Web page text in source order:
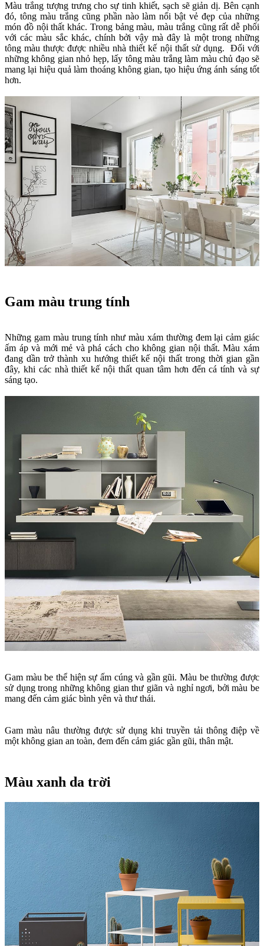
Màu trắng tượng trưng cho sự tinh khiết, sạch sẽ giản dị. Bên cạnh
đó, tông màu trắng cũng phần nào làm nổi bật vẻ đẹp của những
món đồ nội thất khác. Trong bảng màu, màu trắng cũng rất dễ phối
với các màu sắc khác, chính bởi vậy mà đây là một trong những
tông màu thược được nhiều nhà thiết kế nội thất sử dụng. Đối với
những không gian nhỏ hẹp, lấy tông màu trắng làm màu chủ đạo sẽ
mang lại hiệu quả làm thoáng không gian, tạo hiệu ứng ánh sáng tốt
hơn.
Gam màu trung tính
Những gam màu trung tính như màu xám thường đem lại cảm giác
ấm áp và mới mẻ và phá cách cho không gian nội thất. Màu xám
đang dần trở thành xu hướng thiết kế nội thất trong thời gian gần
đây, khi các nhà thiết kế nội thất quan tâm hơn đến cá tính và sự
sáng tạo.
Gam màu be thể hiện sự ấm cúng và gần gũi. Màu be thường được
sử dụng trong những không gian thư giãn và nghỉ ngơi, bởi màu be
mang đến cảm giác bình yên và thư thái.
Gam màu nâu thường được sử dụng khi truyền tải thông điệp về
một không gian an toàn, đem đến cảm giác gần gũi, thân mật.
Màu xanh da trời